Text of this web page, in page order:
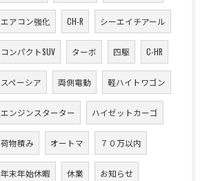
エアコン強化 CH-R シーエイチアール
コンパクトSUV ターボ 四駆 C-HR
スペーシア 両側電動 軽ハイトワゴン
エンジンスターター ハイゼットカーゴ
荷物積み オートマ ７０万以内
年末年始休暇 休業 お知らせ